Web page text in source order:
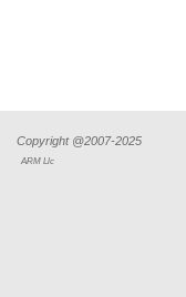
Copyright @2007-2025
ARM Llc